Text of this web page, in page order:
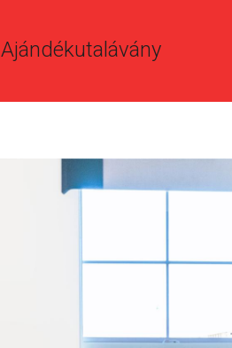
Ajándékutalávány